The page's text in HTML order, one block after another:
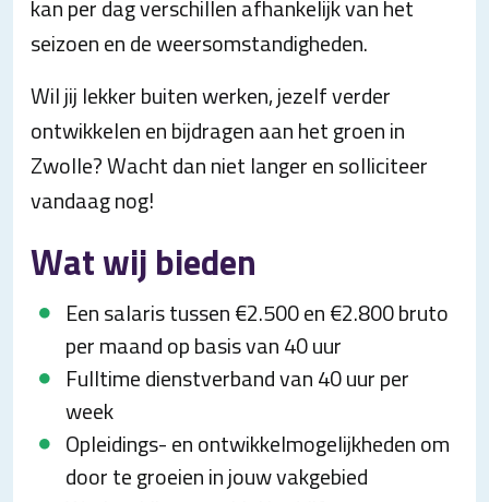
kan per dag verschillen afhankelijk van het
seizoen en de weersomstandigheden.
Wil jij lekker buiten werken, jezelf verder
ontwikkelen en bijdragen aan het groen in
Zwolle? Wacht dan niet langer en solliciteer
vandaag nog!
Wat wij bieden
Een salaris tussen €2.500 en €2.800 bruto
per maand op basis van 40 uur
Fulltime dienstverband van 40 uur per
week
Opleidings- en ontwikkelmogelijkheden om
door te groeien in jouw vakgebied